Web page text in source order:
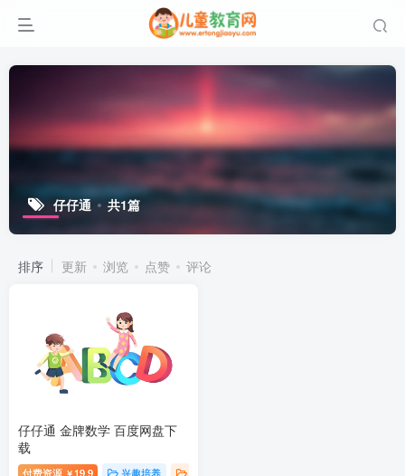
仔仔通 共1篇
排序 更新 浏览 点赞 评论
仔仔通 金牌数学 百度网盘下
载
付费资源 19.9 兴趣培养